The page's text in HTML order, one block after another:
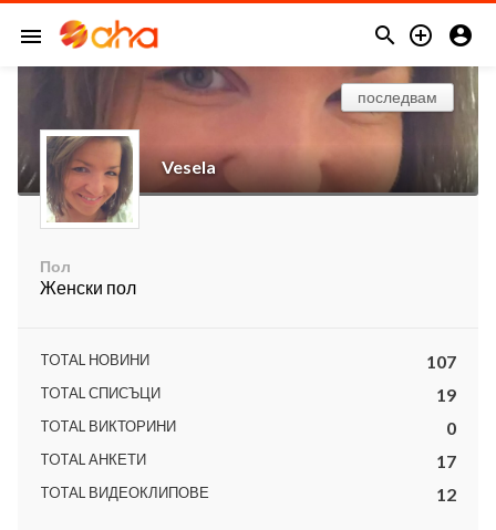
menu   
Vesela
последвам
Пол
Женски пол
TOTAL НОВИНИ 107
TOTAL СПИСЪЦИ 19
TOTAL ВИКТОРИНИ 0
TOTAL АНКЕТИ 17
TOTAL ВИДЕОКЛИПОВЕ 12